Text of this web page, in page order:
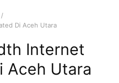
Di Aceh Utara
Internet
Aceh Utara